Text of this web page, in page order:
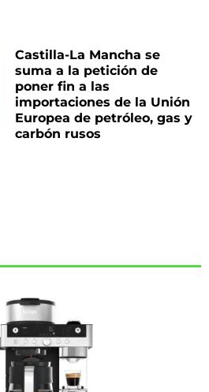
Castilla-La Mancha se
suma a la petición de
poner fin a las
importaciones de la Unión
Europea de petróleo, gas y
carbón rusos